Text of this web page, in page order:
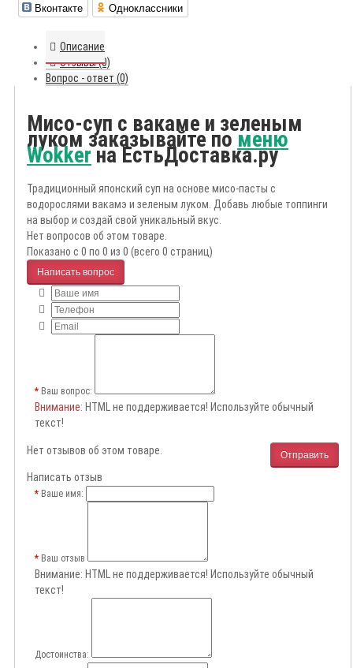
Вконтакте Одноклассники
Описание
Отзывы (0)
Вопрос - ответ (0)
Мисо-суп с вакаме и зеленым
луком заказывайте поменю
Wokkerна ЕстьДоставка.ру
Традиционный японский суп на основе мисо-пасты с
водорослями вакамэ и зеленым луком. Добавь любые топпинги
на выбор и создай свой уникальный вкус.
Нет вопросов об этом товаре.
Показано с 0 по 0 из 0 (всего 0 страниц)
Написать вопрос
Ваш вопрос:
Внимание: HTML не поддерживается! Используйте обычный
текст!
Отправить
Нет отзывов об этом товаре.
Написать отзыв
Ваше имя:
Ваш отзыв
Внимание: HTML не поддерживается! Используйте обычный
текст!
Достоинства: